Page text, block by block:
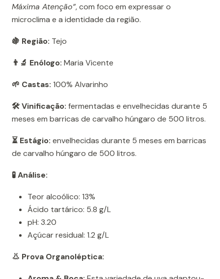
Máxima Atenção”, com foco em expressar o
microclima e a identidade da região.
🍇 Região: Tejo
👨‍🔬 Enólogo: Maria Vicente
🌱 Castas: 100% Alvarinho
🛠️ Vinificação: fermentadas e envelhecidas durante 5
meses em barricas de carvalho húngaro de 500 litros.
⏳ Estágio: envelhecidas durante 5 meses em barricas
de carvalho húngaro de 500 litros.
🧪 Análise:
Teor alcoólico: 13%
Ácido tartárico: 5.8 g/L
pH: 3.20
Açúcar residual: 1.2 g/L
👃 Prova Organoléptica: